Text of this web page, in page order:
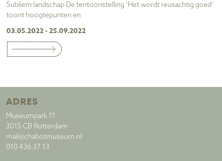
Subliem landschap De tentoonstelling ‘Het wordt reusachtig goed’
toont hoogtepunten en
03.05.2022 - 25.09.2022
ADRES
Museumpark 11
3015 CB Rotterdam
mail@chabotmuseum.nl
010 436 37 13